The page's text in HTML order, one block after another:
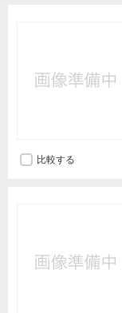
比較する